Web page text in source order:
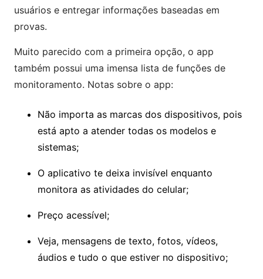
usuários e entregar informações baseadas em
provas.
Muito parecido com a primeira opção, o app
também possui uma imensa lista de funções de
monitoramento. Notas sobre o app:
Não importa as marcas dos dispositivos, pois
está apto a atender todas os modelos e
sistemas;
O aplicativo te deixa invisível enquanto
monitora as atividades do celular;
Preço acessível;
Veja, mensagens de texto, fotos, vídeos,
áudios e tudo o que estiver no dispositivo;